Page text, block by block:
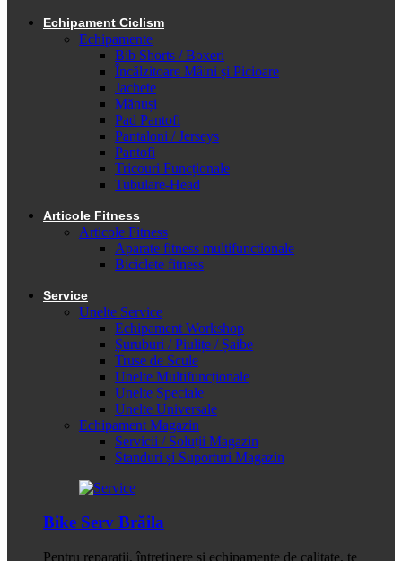
Echipament Ciclism
Echipamente
Bib Shorts / Boxeri
Încălzitoare Mâini și Picioare
Jachete
Mănuși
Pad Pantofi
Pantaloni / Jerseys
Pantofi
Tricouri Funcționale
Tubulare-Head
Articole Fitness
Articole Fitness
Aparate fitness multifunctionale
Biciclete fitness
Service
Unelte Service
Echipament Workshop
Șuruburi / Piulițe / Șaibe
Truse de Scule
Unelte Multifuncționale
Unelte Speciale
Unelte Universale
Echipament Magazin
Servicii / Soluții Magazin
Standuri și Suporturi Magazin
Bike Serv Brăila
Pentru reparații, întreținere și echipamente de calitate, te